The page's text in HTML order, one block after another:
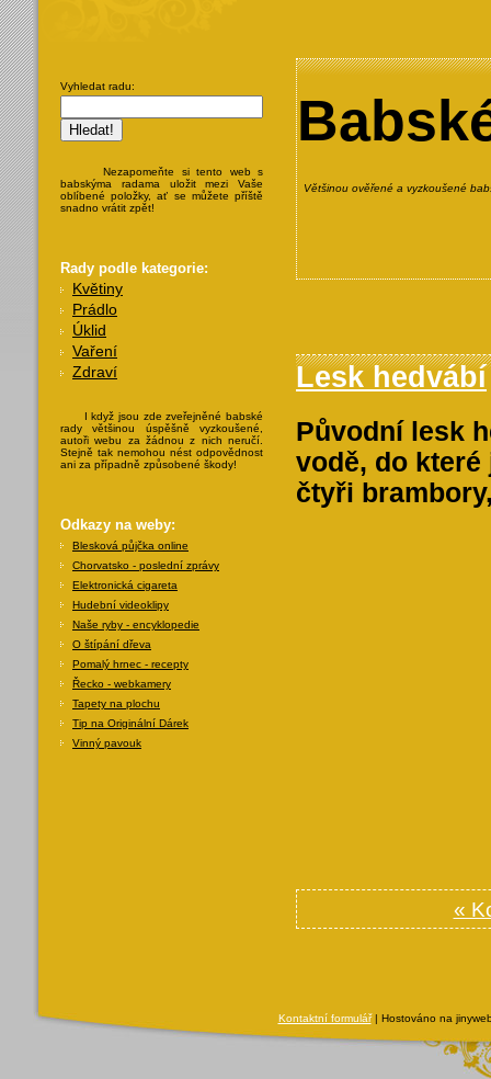
Většinou ověřené a vyzkoušené
Lesk hedvábí
Původní lesk
vodě, do
čtyři
«
Vyhledat radu:
Nezapomeňte si tento web s
babskýma radama uložit mezi Vaše
oblíbené položky, ať se můžete příště
snadno vrátit zpět!
Rady podle kategorie:
Květiny
Prádlo
Úklid
Vaření
Zdraví
I když jsou zde zveřejněné babské
rady většinou úspěšně vyzkoušené,
autoři webu za žádnou z nich neručí.
Stejně tak nemohou nést odpovědnost
ani za případně způsobené škody!
Odkazy na weby:
Blesková půjčka online
Chorvatsko - poslední zprávy
Elektronická cigareta
Hudební videoklipy
Naše ryby - encyklopedie
O štípání dřeva
Pomalý hrnec - recepty
Řecko - webkamery
Tapety na plochu
Tip na Originální Dárek
Vinný pavouk
Kontaktní formulář| Hostováno na